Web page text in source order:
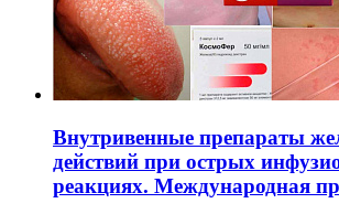
Внутривенные препараты
действий при острых
реакциях. Международная